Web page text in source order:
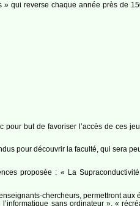
» qui reverse chaque année près de
but de favoriser l’accès de ces
pour découvrir la faculté, qui sera
proposée : « La
chercheurs, permettront aux
sans ordinateur », «